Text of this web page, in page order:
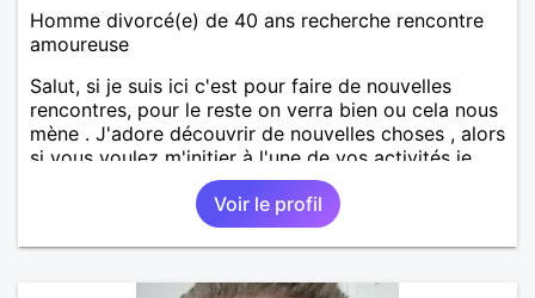
Homme divorcé(e) de 40 ans recherche rencontre
amoureuse
Salut, si je suis ici c'est pour faire de nouvelles
rencontres, pour le reste on verra bien ou cela nous
mène . J'adore découvrir de nouvelles choses , alors
si vous voulez m'initier à l'une de vos activités je
Voir le profil